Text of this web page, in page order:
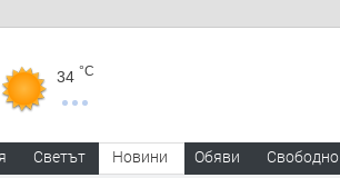
34 °C
Светът Новини Обяви